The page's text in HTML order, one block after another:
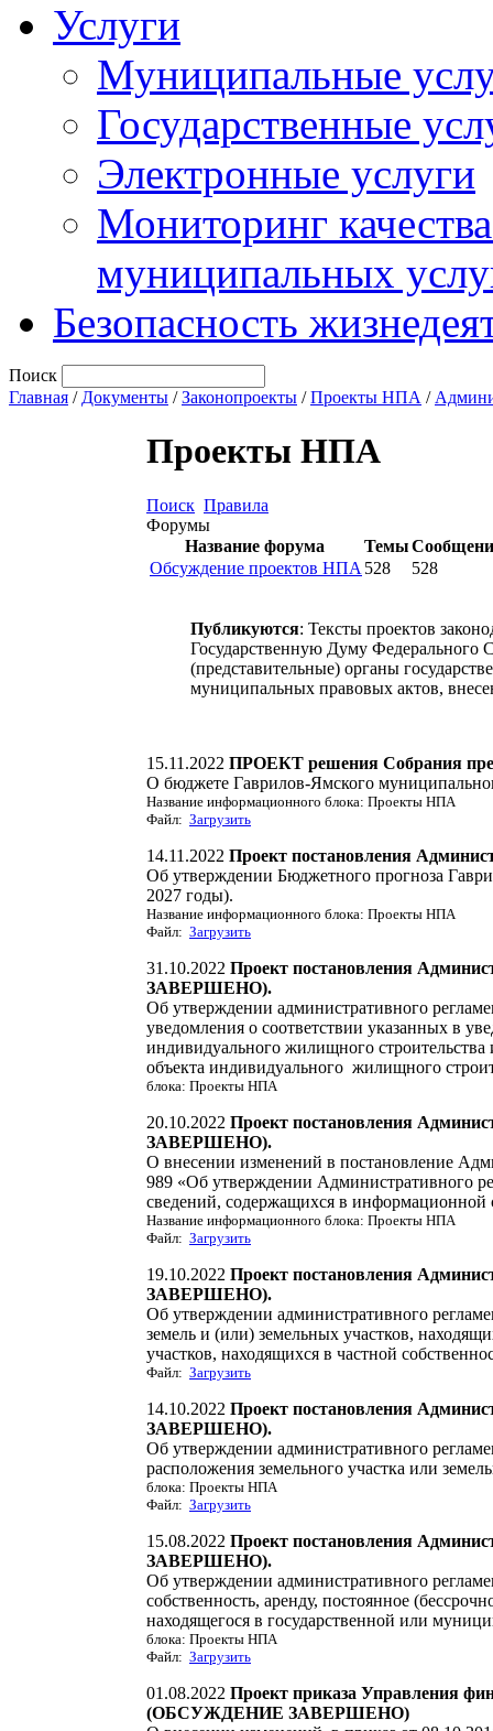
Услуги
Муниципальные
Государственные
Электронные услуги
Мониторинг
муниципальных
Безопасность
Поиск
Главная / Документы /Законопроекты /Проекты НПА /
Проекты НПА
Поиск Правила
Форумы
Название форума
Темы
Обсуждение проектов НПА 528 528
Публикуются: Тексты проектов
Государственную Думу Федерального
(представительные) органы
муниципальных правовых актов,
15.11.2022 ПРОЕКТ решения Собрания
О бюджете Гаврилов-Ямского
Название информационного блока: Проекты НПА
Файл: Загрузить
14.11.2022 Проект постановления
Об утверждении Бюджетного прогноза
2027 годы).
Название информационного блока: Проекты НПА
Файл: Загрузить
31.10.2022 Проект постановления
ЗАВЕРШЕНО).
Об утверждении административного
уведомления о соответствии указанных в
индивидуального жилищного
объекта индивидуального жилищного
блока: Проекты НПА
20.10.2022 Проект постановления
ЗАВЕРШЕНО).
О внесении изменений в постановление
989 «Об утверждении Административного
сведений, содержащихся в информационной
Название информационного блока: Проекты НПА
Файл: Загрузить
19.10.2022 Проект постановления
ЗАВЕРШЕНО).
Об утверждении административного
земель и (или) земельных участков,
участков, находящихся в частной
Файл: Загрузить
14.10.2022 Проект постановления
ЗАВЕРШЕНО).
Об утверждении административного
расположения земельного участка или
блока: Проекты НПА
Файл: Загрузить
15.08.2022 Проект постановления
ЗАВЕРШЕНО).
Об утверждении административного
собственность, аренду, постоянное
находящегося в государственной или
блока: Проекты НПА
Файл: Загрузить
01.08.2022 Проект приказа Управления
(ОБСУЖДЕНИЕ ЗАВЕРШЕНО)